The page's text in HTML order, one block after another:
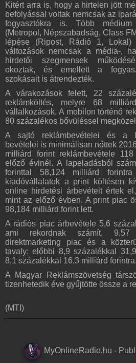
Kitért arra is, hogy a hirtelen jött
befolyással voltak nemcsak az
fogyasztókra is. Több médium
(Metropol, Népszabadság, Class
lépése (Ripost, Rádió 1, Lokal)
változások nemcsak a média-,
hirdetői szegmensek
okoztak, és emellett a
szokásait is átrendezték.
A várakozások felett, 22
reklámköltés, melyre 68
vállalkozások. A mobilon történő
80 százalékos bővüléssel
A sajtó reklámbevételei és a
bevételei is minimálisan nőttek
milliárd forint reklámbevétele
előző évinél. A lapeladásból
forinttal 58,124 milliárd
kiadóvállalatok a print költésen
online hirdetési árbevételt értek
mint az előző évben. A print piac
98,184 milliárd forint lett.
A rádiós piac árbevétele 5,6
ami rekordnak számít,
direktmarketing piac és a
tavaly: előbbi 8,9 százalékkal
8,1 százalékkal 16,3 milliárd forintra.
A Magyar Reklámszövetség
tizenhetedik éve gyűjtötte össze a
(MTI)
MyOnlineRadio.hu -